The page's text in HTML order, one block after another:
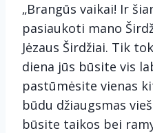
„Brangūs vaikai! Ir
pasiaukoti mano
Jėzaus Širdžiai. Tik
diena jūs būsite vis
pastūmėsite vienas
būdu džiaugsmas
būsite taikos bei